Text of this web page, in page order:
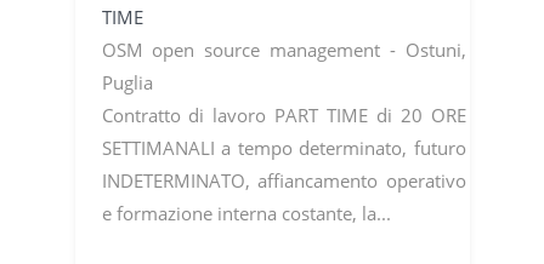
TIME
OSM open source management - Ostuni,
Puglia
Contratto di lavoro PART TIME di 20 ORE
SETTIMANALI a tempo determinato, futuro
INDETERMINATO, affiancamento operativo
e formazione interna costante, la...